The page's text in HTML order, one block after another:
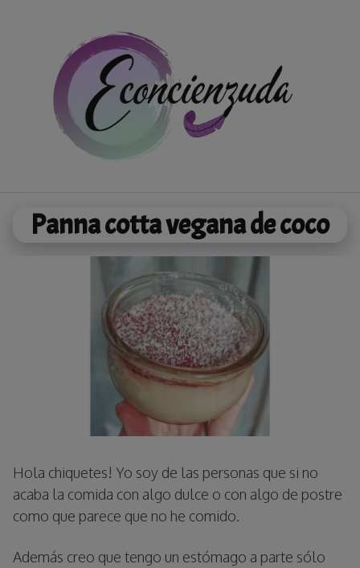
Panna cotta vegana de coco
Hola chiquetes! Yo soy de las personas que si no
acaba la comida con algo dulce o con algo de postre
como que parece que no he comido.
Además creo que tengo un estómago a parte sólo